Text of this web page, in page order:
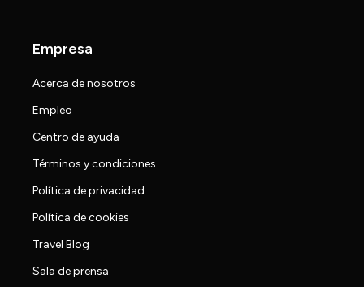
Empresa
Acerca de nosotros
Empleo
Centro de ayuda
Términos y condiciones
Política de privacidad
Política de cookies
Travel Blog
Sala de prensa